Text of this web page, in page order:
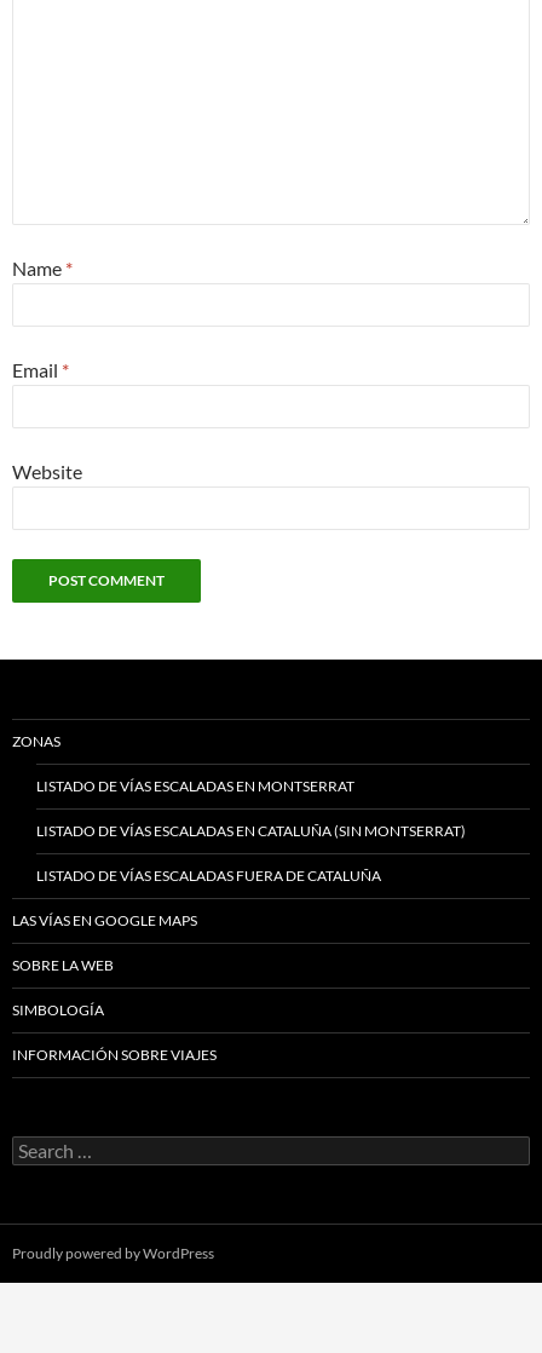
Name *
Email *
Website
ZONAS
LISTADO DE VÍAS ESCALADAS EN MONTSERRAT
LISTADO DE VÍAS ESCALADAS EN CATALUÑA (SIN MONTSERRAT)
LISTADO DE VÍAS ESCALADAS FUERA DE CATALUÑA
LAS VÍAS EN GOOGLE MAPS
SOBRE LA WEB
SIMBOLOGÍA
INFORMACIÓN SOBRE VIAJES
Search
for:
Proudly powered by WordPress